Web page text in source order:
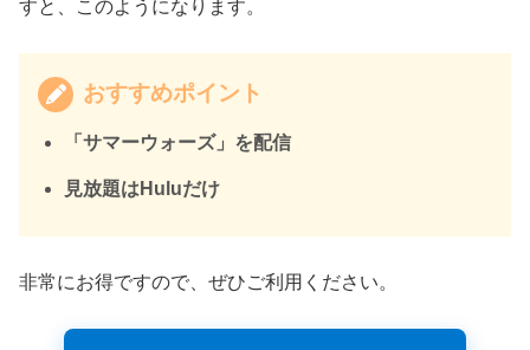
すと、このようになります。
おすすめポイント
「サマーウォーズ」を配信
見放題はHuluだけ
非常にお得ですので、ぜひご利用ください。